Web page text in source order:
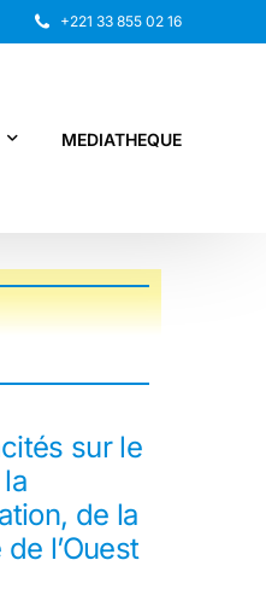
+221 33 855 02 16
MEDIATHEQUE
sur le
de la
l’Ouest